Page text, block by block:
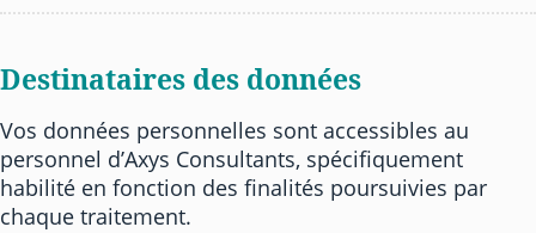
Destinataires des données
Vos données personnelles sont accessibles au
personnel d’Axys Consultants, spécifiquement
habilité en fonction des finalités poursuivies par
chaque traitement.